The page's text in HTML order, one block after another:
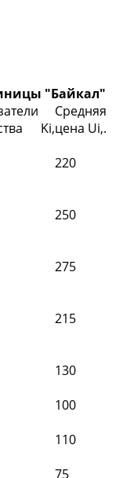
"Байкал"
Ki,
Средняя
цена Ui,.
220
250
275
215
130
100
110
75